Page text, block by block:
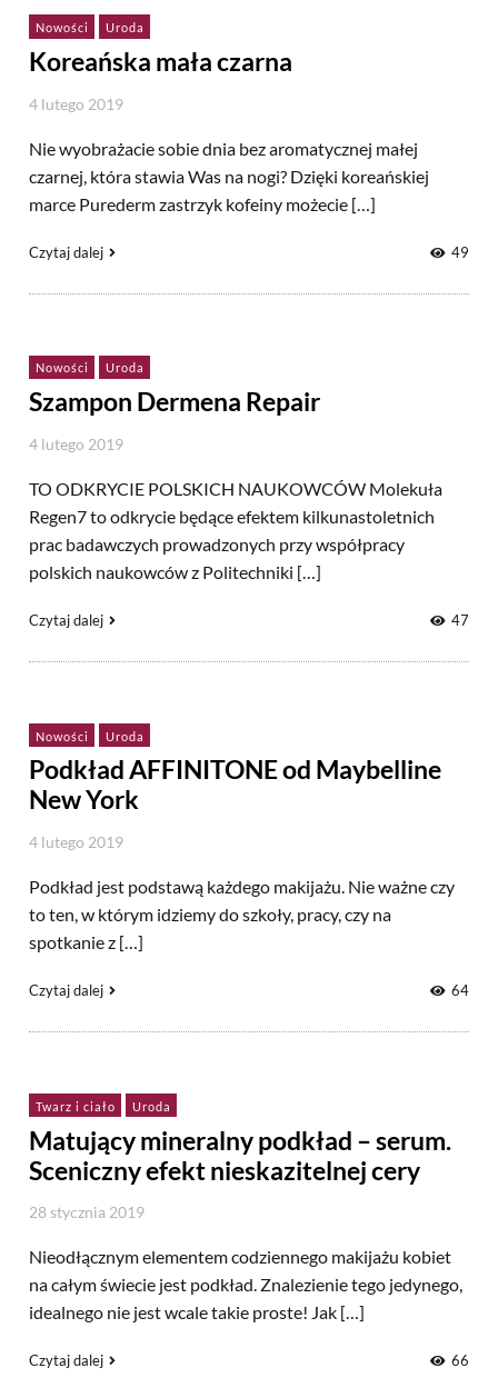
Nowości Uroda
Koreańska mała czarna
4 lutego 2019
Nie wyobrażacie sobie dnia bez aromatycznej małej
czarnej, która stawia Was na nogi? Dzięki koreańskiej
marce Purederm zastrzyk kofeiny możecie […]
Czytaj dalej 49
Nowości Uroda
Szampon Dermena Repair
4 lutego 2019
TO ODKRYCIE POLSKICH NAUKOWCÓW Molekuła
Regen7 to odkrycie będące efektem kilkunastoletnich
prac badawczych prowadzonych przy współpracy
polskich naukowców z Politechniki […]
Czytaj dalej 47
Nowości Uroda
Podkład AFFINITONE od Maybelline
New York
4 lutego 2019
Podkład jest podstawą każdego makijażu. Nie ważne czy
to ten, w którym idziemy do szkoły, pracy, czy na
spotkanie z […]
Czytaj dalej 64
Twarz i ciało Uroda
Matujący mineralny podkład – serum.
Sceniczny efekt nieskazitelnej cery
28 stycznia 2019
Nieodłącznym elementem codziennego makijażu kobiet
na całym świecie jest podkład. Znalezienie tego jedynego,
idealnego nie jest wcale takie proste! Jak […]
Czytaj dalej 66